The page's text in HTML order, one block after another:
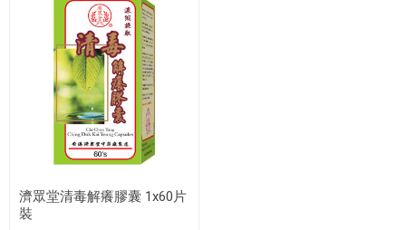
濟眾堂清毒解癢膠囊 1x60片
裝